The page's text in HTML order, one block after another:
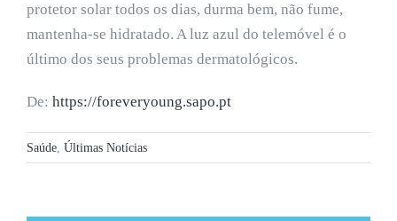
protetor solar todos os dias, durma bem, não fume,
mantenha-se hidratado. A luz azul do telemóvel é o
último dos seus problemas dermatológicos.
De: https://foreveryoung.sapo.pt
Saúde, Últimas Notícias